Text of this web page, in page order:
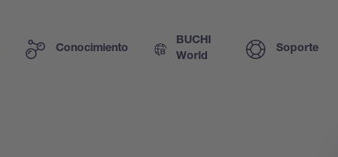
Conocimiento
BUCHI
World
Soporte